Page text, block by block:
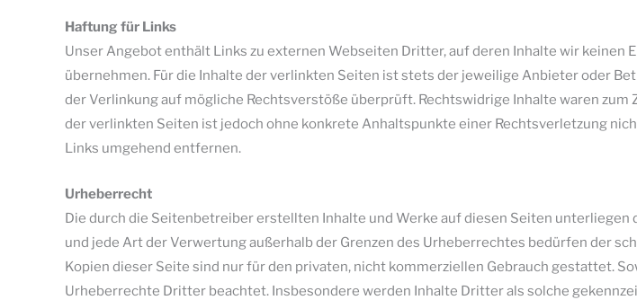
Haftung für Links
Unser Angebot enthält Links zu externen Webseiten Dritter, auf deren Inhalte wir keinen
übernehmen. Für die Inhalte der verlinkten Seiten ist stets der jeweilige Anbieter oder
der Verlinkung auf mögliche Rechtsverstöße überprüft. Rechtswidrige Inhalte waren
der verlinkten Seiten ist jedoch ohne konkrete Anhaltspunkte einer Rechtsverletzung
Links umgehend entfernen.
Urheberrecht
Die durch die Seitenbetreiber erstellten Inhalte und Werke auf diesen Seiten
und jede Art der Verwertung außerhalb der Grenzen des Urheberrechtes bedürfen der
Kopien dieser Seite sind nur für den privaten, nicht kommerziellen Gebrauch gestattet.
Urheberrechte Dritter beachtet. Insbesondere werden Inhalte Dritter als solche